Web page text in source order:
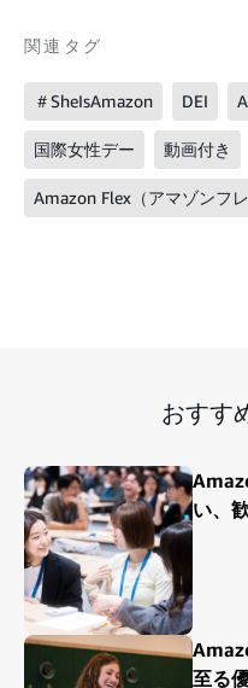
関連タグ
＃SheIsAmazon DEI
国際女性デー 動画付き
Amazon Flex（アマゾンフレ
おすす
い、
至る